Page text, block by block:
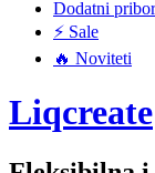
Dodatni pribor
⚡ Sale
🔥 Noviteti
Liqcreate